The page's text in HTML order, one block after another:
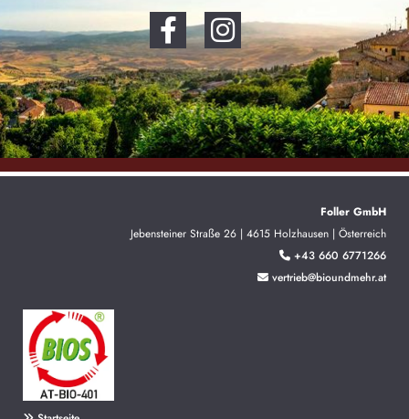
Foller GmbH
Jebensteiner Straße 26 | 4615 Holzhausen | Österreich
 +43 660 6771266
 vertrieb@bioundmehr.at